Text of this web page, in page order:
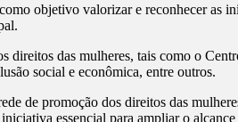
objetivo valorizar e reconhecer as
direitos das mulheres, tais como o
social e econômica, entre outros.
de promoção dos direitos das
essencial para ampliar o